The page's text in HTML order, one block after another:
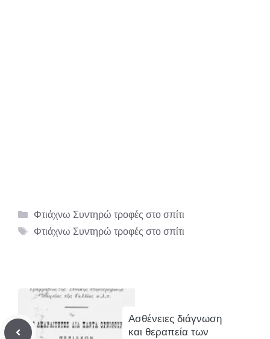
Κατηγορίες
Φτιάχνω Συντηρώ τροφές στο σπίτι
Ετικέτες
Φτιάχνω Συντηρώ τροφές στο σπίτι
Ασθένειες διάγνωση
και θεραπεία των